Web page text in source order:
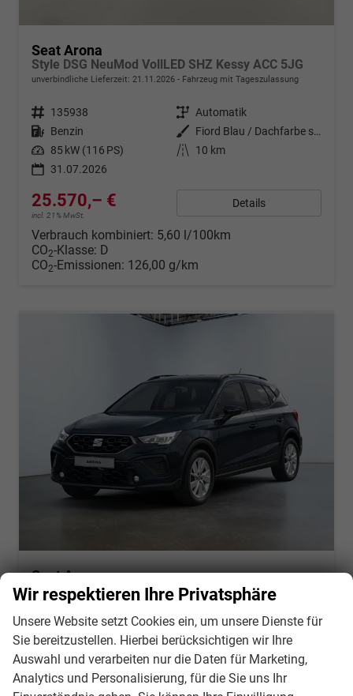
Seat Arona
Style DSG NeuMod VollLED SHZ Kessy ACC 5JG
unverbindliche Lieferzeit: 21.11.2026 Fahrzeug mit Tageszulassung
Fahrzeugnr. 135938 Getriebe Automatik
Kraftstoff Benzin Außenfarbe
Fiord Blau / Dachfarbe schwarz
Leistung 85 kW (116 PS) Kilometerstand
10 km
31.07.2026
25.570,– €
incl. 21% MwSt.
Details
Verbrauch kombiniert: 5,60 l/100km
CO2-Klasse: D
CO2-Emissionen: 126,00 g/km
Seat Arona
Style 1.0 TSI 116PS/85kW 6G 2026 *Faceliftet*
unverbindliche Lieferzeit:
Fahrzeugnr. 130911 Getriebe Schalt. 6-Gang
Kraftstoff Benzin Leistung 85 kW (116 PS)
25.602,– € Details
Wir respektieren Ihre Privatsphäre
Unsere Website setzt Cookies ein, um unsere Dienste für
Sie bereitzustellen. Hierbei berücksichtigen wir Ihre
Auswahl und verarbeiten nur die Daten für Marketing,
Analytics und Personalisierung, für die Sie uns Ihr